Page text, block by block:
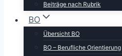
Beiträge nach Rubrik
BO
Übersicht BO
BO – Berufliche Orientierung